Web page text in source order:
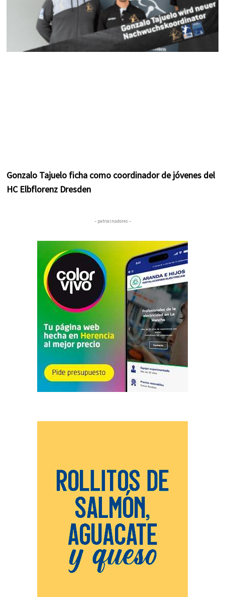
Gonzalo Tajuelo ficha como coordinador de jóvenes del
HC Elbflorenz Dresden
– patrocinadores –